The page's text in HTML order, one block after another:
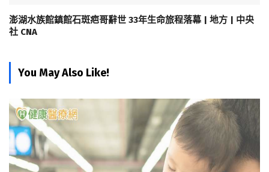
澎湖水族館鎮館石斑疤哥辭世 33年生命旅程落幕 | 地方 | 中央
社 CNA
You May Also Like!